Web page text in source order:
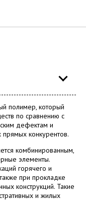
полимер, который
по сравнению с
дефектам и
прямых конкурентов.
комбинированным,
элементы.
горячего и
при прокладке
конструкций. Такие
и жилых